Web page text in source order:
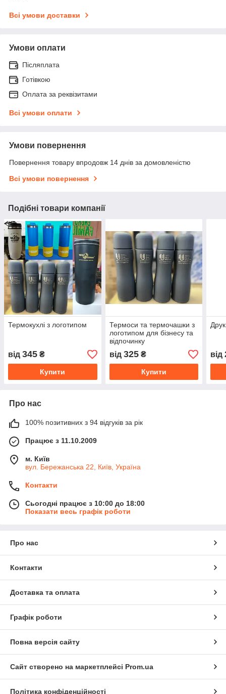
Всі умови доставки
Умови оплати
Післяплата
Готівкою
Оплата за реквізитами
Всі умови оплати
Умови повернення
Повернення товару впродовж 14 днів за домовленістю
Всі умови повернення
Подібні товари компанії
Термокухлі з логотипом
від 345 ₴
Купити
Термоси та термочашки з
логотипом для бізнесу та
відпочинку
від 325₴
Купити
від
Про нас
100% позитивних з 94 відгуків за рік
Працює з 11.10.2009
м. Київ
вул. Бережанська 22, Київ, Україна
Контакти
Сьогодні працює з 10:00 до 18:00
Показати весь графік роботи
Про нас
Контакти
Доставка та оплата
Графік роботи
Повна версія сайту
Сайт створено на маркетплейсі Prom.ua
Політика конфіденційності